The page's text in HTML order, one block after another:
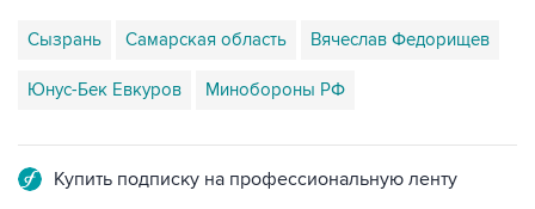
Сызрань Самарская область Вячеслав Федорищев
Юнус-Бек Евкуров Минобороны РФ
Купить подписку на профессиональную ленту